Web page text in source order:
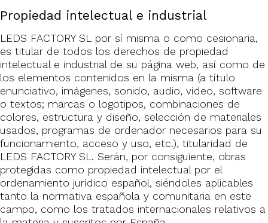
Propiedad intelectual e industrial
LEDS FACTORY SL por sí misma o como cesionaria,
es titular de todos los derechos de propiedad
intelectual e industrial de su página web, así como de
los elementos contenidos en la misma (a título
enunciativo, imágenes, sonido, audio, vídeo, software
o textos; marcas o logotipos, combinaciones de
colores, estructura y diseño, selección de materiales
usados, programas de ordenador necesarios para su
funcionamiento, acceso y uso, etc.), titularidad de
LEDS FACTORY SL. Serán, por consiguiente, obras
protegidas como propiedad intelectual por el
ordenamiento jurídico español, siéndoles aplicables
tanto la normativa española y comunitaria en este
campo, como los tratados internacionales relativos a